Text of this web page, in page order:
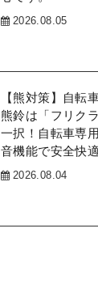
2026.08.05
【熊対策】自転
熊鈴は「フリク
一択！自転車専
音機能で安全快
2026.08.04